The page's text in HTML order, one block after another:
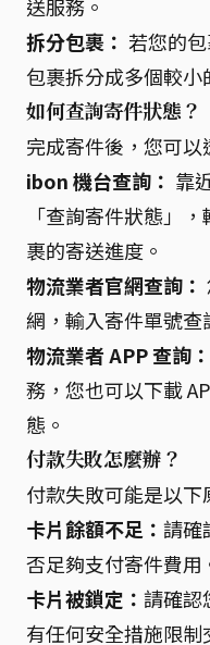
送服務。
拆分包裹： 若您的
包裹拆分成多個較小
如何查詢寄件狀態？
完成寄件後，您可以
ibon 機台查詢： 靠
「查詢寄件狀態」
裹的寄送進度。
物流業者官網查詢：
網，輸入寄件單號查
物流業者 APP 查詢：
務，您也可以下載
態。
付款失敗怎麼辦？
付款失敗可能是以下
卡片餘額不足： 請確
否足夠支付寄件費用
卡片被鎖定： 請確認
有任何安全措施限制